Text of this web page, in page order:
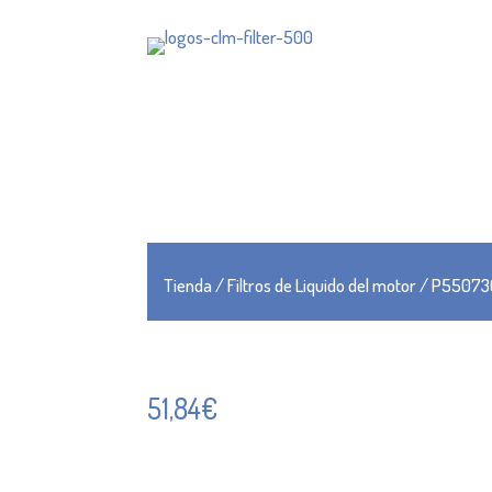
Tienda/Filtros de Liquido del motor/
51,84€